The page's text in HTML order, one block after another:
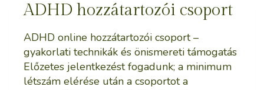
ADHD hozzátartozói csoport
ADHD online hozzátartozói csoport –
gyakorlati technikák és önismereti támogatás
Előzetes jelentkezést fogadunk; a minimum
létszám elérése után a csoportot a